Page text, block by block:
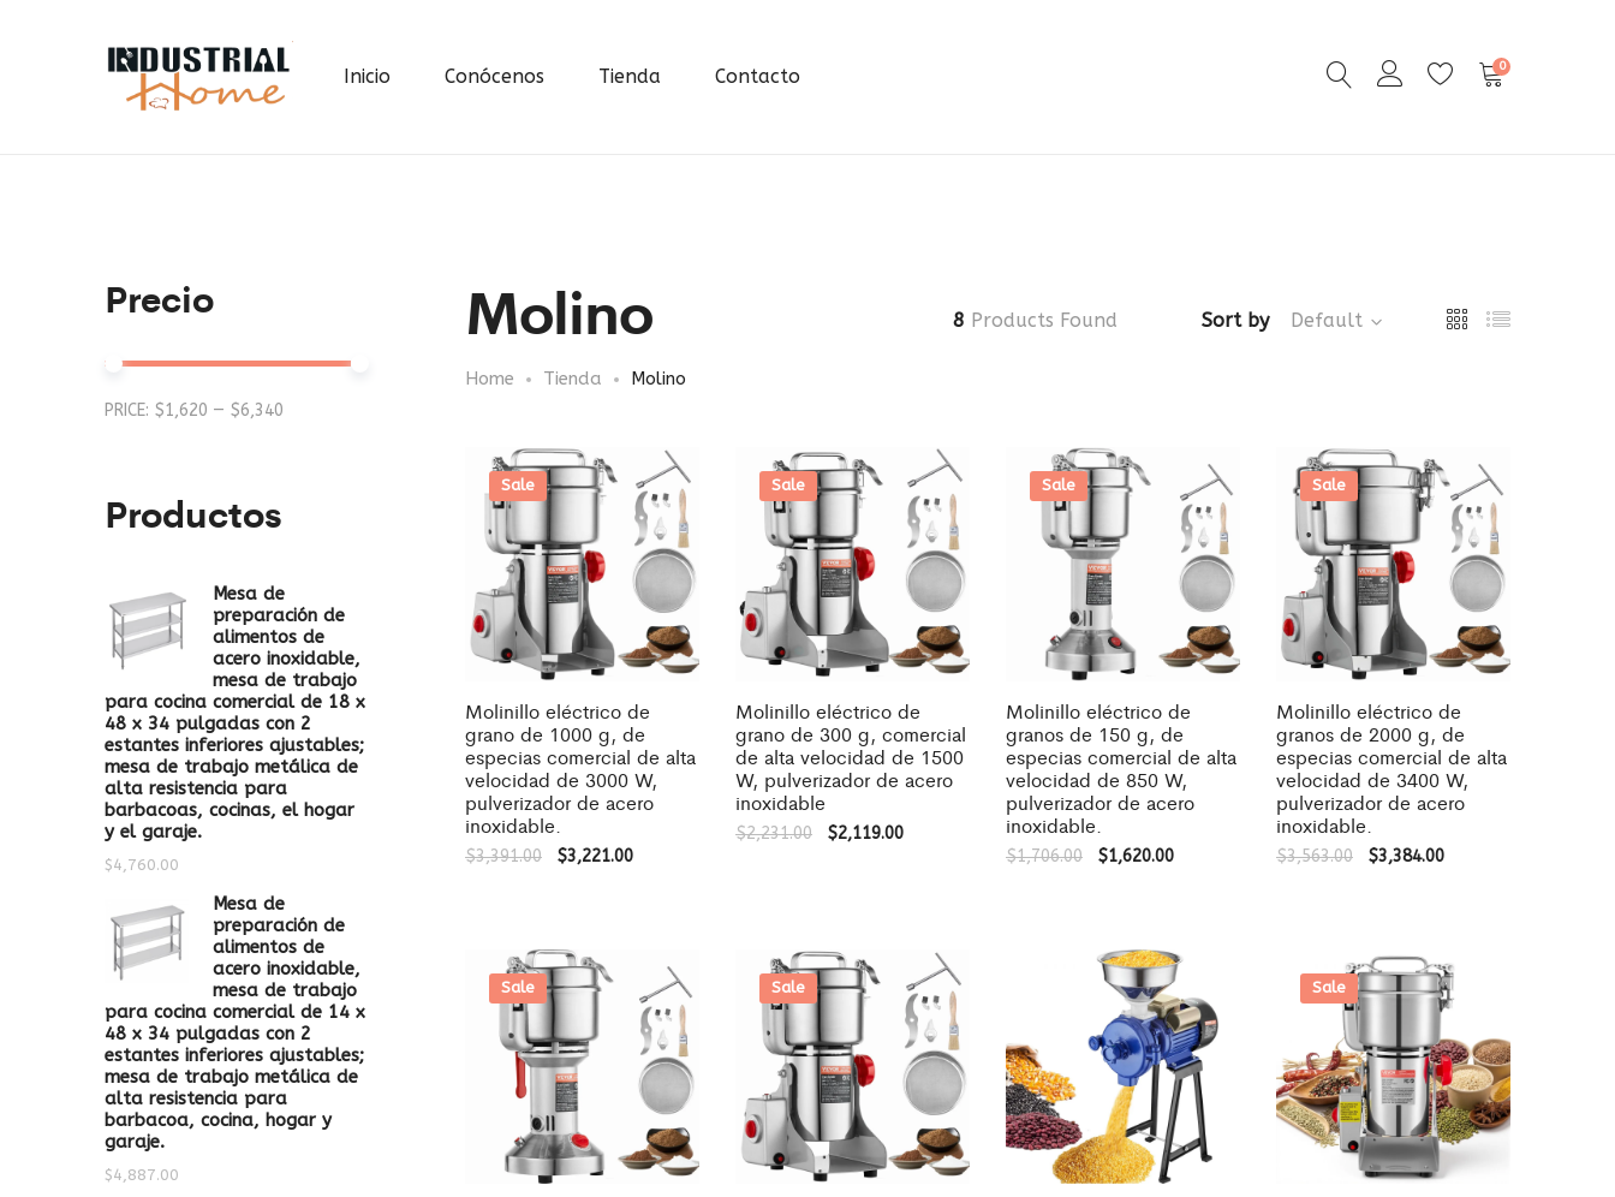
Inicio Conócenos Tienda Contacto 0
Molino
Home Tienda Molino
8 Products Found Sort by Default
Sale
Molinillo eléctrico de
grano de 1000 g, de
especias comercial de alta
velocidad de 3000 W,
pulverizador de acero
inoxidable.
$3,391.00 $3,221.00
Sale
Molinillo eléctrico de
grano de 300 g, comercial
de alta velocidad de 1500
W, pulverizador de acero
inoxidable
$2,231.00 $2,119.00
Sale
Molinillo eléctrico de
granos de 150 g, de
especias comercial de alta
velocidad de 850 W,
pulverizador de acero
inoxidable.
$1,706.00 $1,620.00
Sale
Molinillo eléctrico de
granos de 2000 g, de
especias comercial de alta
velocidad de 3400 W,
pulverizador de acero
inoxidable.
$3,563.00 $3,384.00
Sale Sale Sale
Precio
PRICE: $1,620 — $6,340
Productos
Mesa de
preparación de
alimentos de
acero inoxidable,
mesa de trabajo
para cocina comercial de 18 x
48 x 34 pulgadas con 2
estantes inferiores ajustables;
mesa de trabajo metálica de
alta resistencia para
barbacoas, cocinas, el hogar
y el garaje.
$4,760.00
Mesa de
preparación de
alimentos de
acero inoxidable,
mesa de trabajo
para cocina comercial de 14 x
48 x 34 pulgadas con 2
estantes inferiores ajustables;
mesa de trabajo metálica de
alta resistencia para
barbacoa, cocina, hogar y
garaje.
$4,887.00